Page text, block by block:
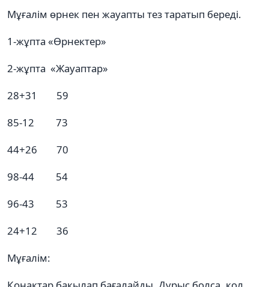
Мұғалім өрнек пен жауапты тез таратып береді.
1-жұпта «Өрнектер»
2-жұпта «Жауаптар»
28+31 59
85-12 73
44+26 70
98-44 54
96-43 53
24+12 36
Мұғалім: